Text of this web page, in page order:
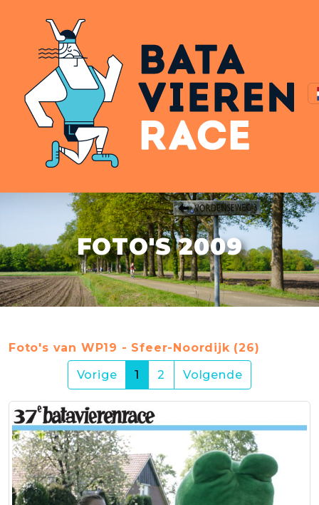
FOTO'S 2009
Foto's van WP19 - Sfeer-Noordijk (26)
Vorige
1 (current)
2 Volgende